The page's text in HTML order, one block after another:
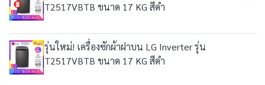
T2517VBTB ขนาด 17 KG สีดำ
รุ่นใหม่! เครื่องซักผ้าฝาบน LG Inverter รุ่น
T2517VBTB ขนาด 17 KG สีดำ